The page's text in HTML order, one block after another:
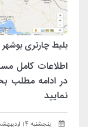
بلیط چارتری بوشهر
اطلاعات کامل
در ادامه مطلب
نمایید
پنجشنبه 14 اردیبهشت 1396